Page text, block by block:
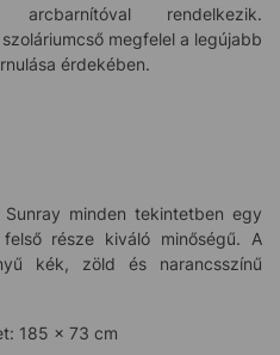
arcbarnítóval rendelkezik.
megfelel a legújabb
érdekében.
minden tekintetben egy
része kiváló minőségű. A
kék, zöld és narancsszínű
185 × 73 cm